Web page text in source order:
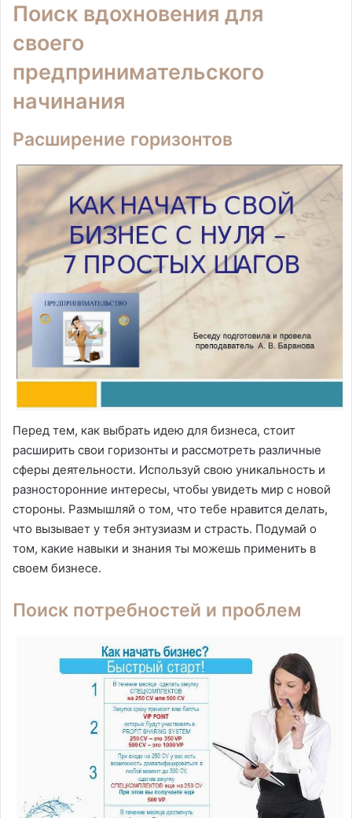
Поиск вдохновения для
своего
предпринимательского
начинания
Расширение горизонтов
Перед тем, как выбрать идею для бизнеса, стоит
расширить свои горизонты и рассмотреть различные
сферы деятельности. Используй свою уникальность и
разносторонние интересы, чтобы увидеть мир с новой
стороны. Размышляй о том, что тебе нравится делать,
что вызывает у тебя энтузиазм и страсть. Подумай о
том, какие навыки и знания ты можешь применить в
своем бизнесе.
Поиск потребностей и проблем